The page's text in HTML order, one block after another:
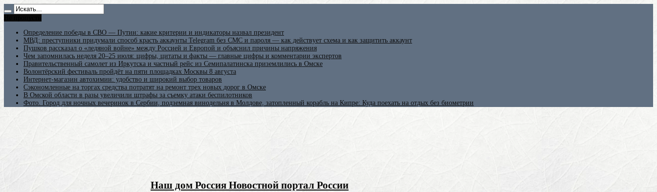
Определение победы в СВО — Путин: какие критерии и индикаторы назвал президент
МВД: преступники придумали способ красть аккаунты Telegram без СМС и пароля — как действует схема и как защитить аккаунт
Пушков рассказал о «ледяной войне» между Россией и Европой и объяснил причины напряжения
Чем запомнилась неделя 20–25 июля: цифры, цитаты и факты — главные цифры и комментарии экспертов
Правительственный самолет из Иркутска и частный рейс из Семипалатинска приземлились в Омске
Волонтёрский фестиваль пройдёт на пяти площадках Москвы 8 августа
Интернет-магазин автохимии: удобство и широкий выбор товаров
Сэкономленные на торгах средства потратят на ремонт трех новых дорог в Омске
В Омской области в разы увеличили штрафы за съемку атаки беспилотников
Фото. Город для ночных вечеринок в Сербии, подземная винодельня в Молдове, затопленный корабль на Кипре: Куда поехать на отдых без биометрии
Наш дом Россия Новостной портал России